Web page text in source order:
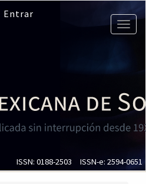
Entrar
ISSN: 0188-2503 ISSN-e: 2594-0651